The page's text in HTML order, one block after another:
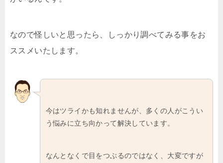
なので怪しいと思ったら、しっかり調べてみる事をお
ススメいたします。
今はツライかも知れませんが、多くの人がこうい
う悩みに立ち向かって解決しています。
なんとなくで目をつぶるのではなく、大変ですが